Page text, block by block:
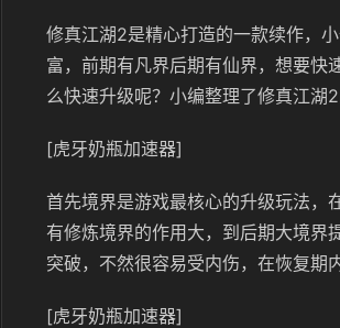
修真江湖2是精心打造的一款续作，
富，前期有凡界后期有仙界，想要快
么快速升级呢？小编整理了修真江湖
[虎牙奶瓶加速器]
首先境界是游戏最核心的升级玩法，
有修炼境界的作用大，到后期大境界
突破，不然很容易受内伤，在恢复期
[虎牙奶瓶加速器]